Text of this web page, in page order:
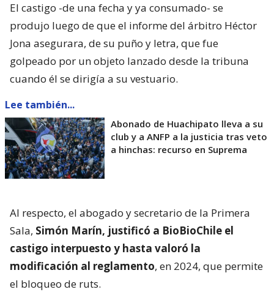
El castigo -de una fecha y ya consumado- se
produjo luego de que el informe del árbitro Héctor
Jona asegurara, de su puño y letra, que fue
golpeado por un objeto lanzado desde la tribuna
cuando él se dirigía a su vestuario.
Lee también...
Abonado de Huachipato lleva a su
club y a ANFP a la justicia tras veto
a hinchas: recurso en Suprema
Al respecto, el abogado y secretario de la Primera
Sala, Simón Marín, justificó a BioBioChile el
castigo interpuesto y hasta valoró la
modificación al reglamento, en 2024, que permite
el bloqueo de ruts.